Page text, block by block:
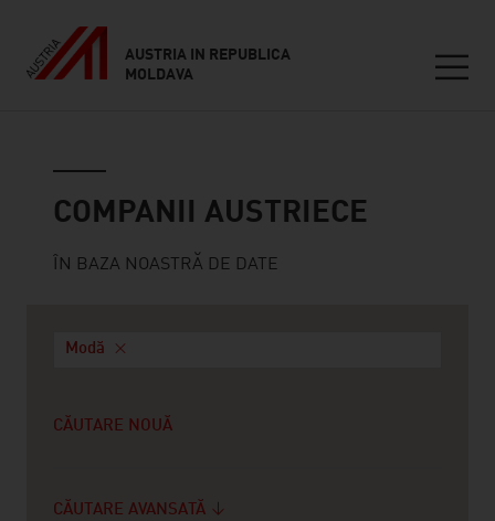
AUSTRIA IN REPUBLICA
MOLDAVA
COMPANII AUSTRIECE
ÎN BAZA NOASTRĂ DE DATE
Modă
CĂUTARE NOUĂ
CĂUTARE AVANSATĂ